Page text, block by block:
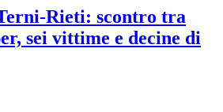
Rieti: scontro tra
sei vittime e decine di